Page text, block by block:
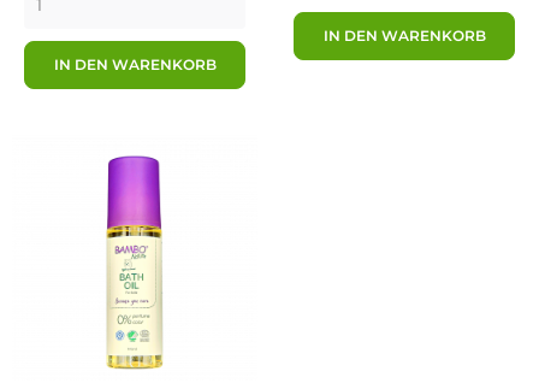
IN DEN WARENKORB
IN DEN WARENKORB